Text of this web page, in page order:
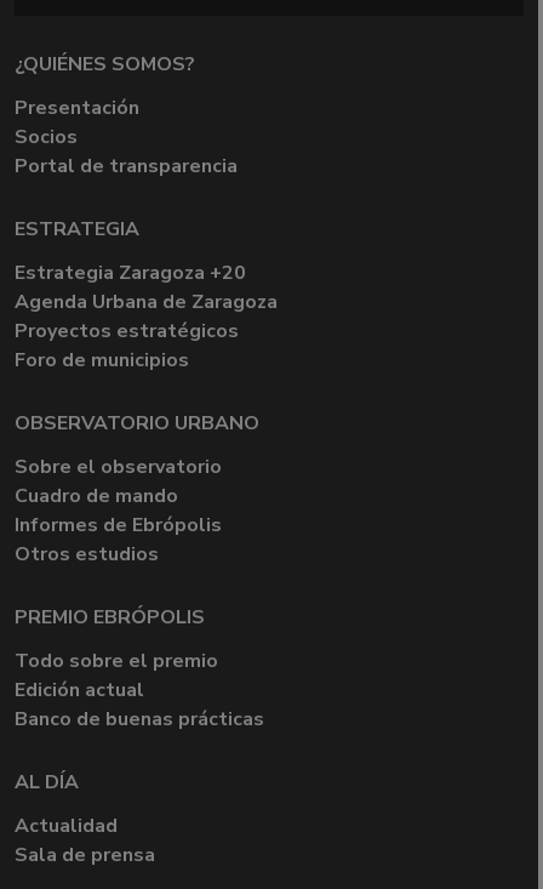
¿QUIÉNES SOMOS?
Presentación
Socios
Portal de transparencia
ESTRATEGIA
Estrategia Zaragoza +20
Agenda Urbana de Zaragoza
Proyectos estratégicos
Foro de municipios
OBSERVATORIO URBANO
Sobre el observatorio
Cuadro de mando
Informes de Ebrópolis
Otros estudios
PREMIO EBRÓPOLIS
Todo sobre el premio
Edición actual
Banco de buenas prácticas
AL DÍA
Actualidad
Sala de prensa